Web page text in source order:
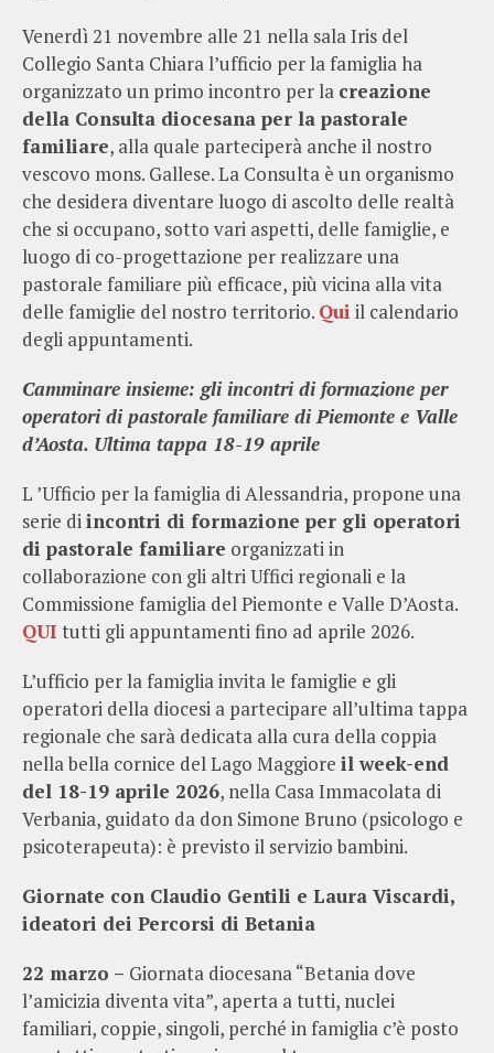
Venerdì 21 novembre alle 21 nella sala Iris del
Collegio Santa Chiara l’ufficio per la famiglia ha
organizzato un primo incontro per la creazione
della Consulta diocesana per la pastorale
familiare, alla quale parteciperà anche il nostro
vescovo mons. Gallese. La Consulta è un organismo
che desidera diventare luogo di ascolto delle realtà
che si occupano, sotto vari aspetti, delle famiglie, e
luogo di co-progettazione per realizzare una
pastorale familiare più efficace, più vicina alla vita
delle famiglie del nostro territorio. Qui il calendario
degli appuntamenti.
Camminare insieme: gli incontri di formazione per
operatori di pastorale familiare di Piemonte e Valle
d’Aosta. Ultima tappa 18-19 aprile
L ’Ufficio per la famiglia di Alessandria, propone una
serie di incontri di formazione per gli operatori
di pastorale familiare organizzati in
collaborazione con gli altri Uffici regionali e la
Commissione famiglia del Piemonte e Valle D’Aosta.
QUI tutti gli appuntamenti fino ad aprile 2026.
L’ufficio per la famiglia invita le famiglie e gli
operatori della diocesi a partecipare all’ultima tappa
regionale che sarà dedicata alla cura della coppia
nella bella cornice del Lago Maggiore il week-end
del 18-19 aprile 2026, nella Casa Immacolata di
Verbania, guidato da don Simone Bruno (psicologo e
psicoterapeuta): è previsto il servizio bambini.
Giornate con Claudio Gentili e Laura Viscardi,
ideatori dei Percorsi di Betania
22 marzo – Giornata diocesana “Betania dove
l’amicizia diventa vita”, aperta a tutti, nuclei
familiari, coppie, singoli, perché in famiglia c’è posto